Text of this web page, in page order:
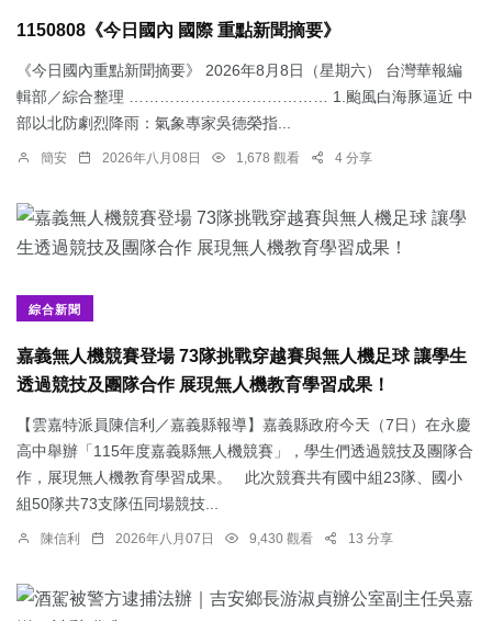
1150808《今日國內 國際 重點新聞摘要》
《今日國內重點新聞摘要》 2026年8月8日（星期六） 台灣華報編
輯部／綜合整理 ………………………………… 1.颱風白海豚逼近 中
部以北防劇烈降雨：​氣象專家吳德榮指...
簡安 2026年八月08日 1,678 觀看 4 分享
綜合新聞
嘉義無人機競賽登場 73隊挑戰穿越賽與無人機足球 讓學生
透過競技及團隊合作 展現無人機教育學習成果！
【雲嘉特派員陳信利／嘉義縣報導】嘉義縣政府今天（7日）在永慶
高中舉辦「115年度嘉義縣無人機競賽」，學生們透過競技及團隊合
作，展現無人機教育學習成果。 此次競賽共有國中組23隊、國小
組50隊共73支隊伍同場競技...
陳信利 2026年八月07日 9,430 觀看 13 分享